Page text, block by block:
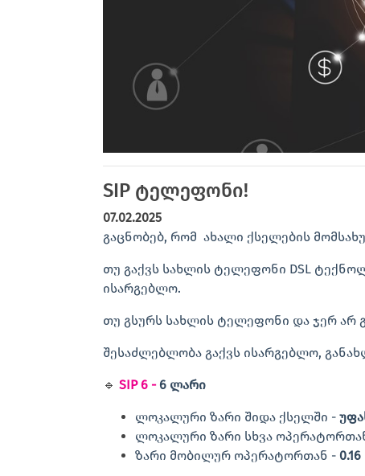
SIP ტელეფონი!
07.02.2025
გაცნობებ, რომ ახალი ქსელების
თუ გაქვს სახლის ტელეფონი DSL
ისარგებლო.
თუ გსურს სახლის ტელეფონი და ჯერ არ
შესაძლებლობა გაქვს ისარგებლო,
🔹 SIP 6 - 6 ლარი
ლოკალური ზარი შიდა ქსელში -
ლოკალური ზარი სხვა
ზარი მობილურ ოპერატორთან -